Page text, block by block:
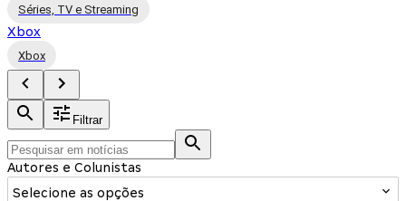
Séries, TV e Streaming
Xbox
Xbox
Filtrar
Autores e Colunistas
Selecione as opções